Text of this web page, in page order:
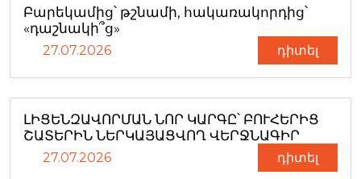
Բարեկամից՝ թշնամի, հակառակորդից՝
«դաշնակի՞ց»
27.07.2026 դիտել
ԼԻՑԵՆԶԱՎՈՐՄԱՆ ՆՈՐ ԿԱՐԳԸ՝ ԲՈՒՀԵՐԻՑ
ՇԱՏԵՐԻՆ ՆԵՐԿԱՅԱՑՎՈՂ ՎԵՐՋՆԱԳԻՐ
27.07.2026 դիտել